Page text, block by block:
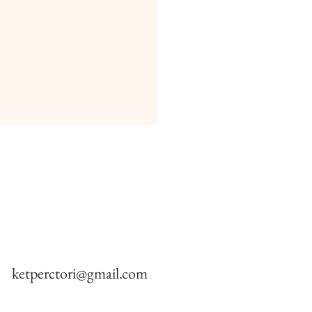
ketperctori@gmail.com